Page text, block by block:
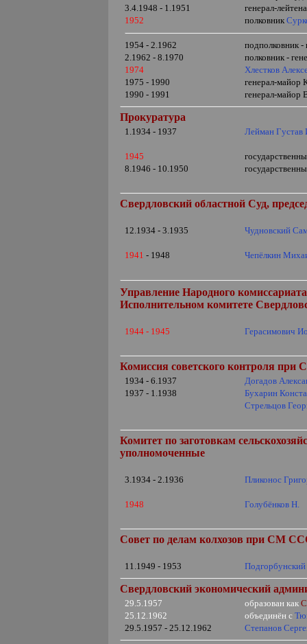
3.4.1948 - 1.1951
генерал-
1952
полковник
1954 - 2.1962
подполковник -
2.1962 - 8.1970
полковник -
1974
Хлестков
1975 - 1990
генерал-майор
1990 - 1991
генерал-майор
Прокуратура
1.1934 - 1937 Лейман Густав
1945
8.1946 - 10.1950
Свердловский областной Суд,
12.1934 - 3.1935 Чудновский
1941 - 1948 Чепёлкин
Управление Народного
Исполнительном комитете
1944 - 1945 Герасимович
Комиссия советского контроля
1934 - 6.1937
Догадов
1937 - 1.1938
Бухарин
Стрельцов
Комитет по заготовкам
уполномоченные
3.1934 - 2.1936 Пликонос
1948 Голубёнков Н.
Совет по делам колхозов при СМ
11.1949 - 1953
Свердловский экономический
29.5.1957 образован как
25.12.1962
объединён с
29.5.1957 - 25.12.1962
Степанов